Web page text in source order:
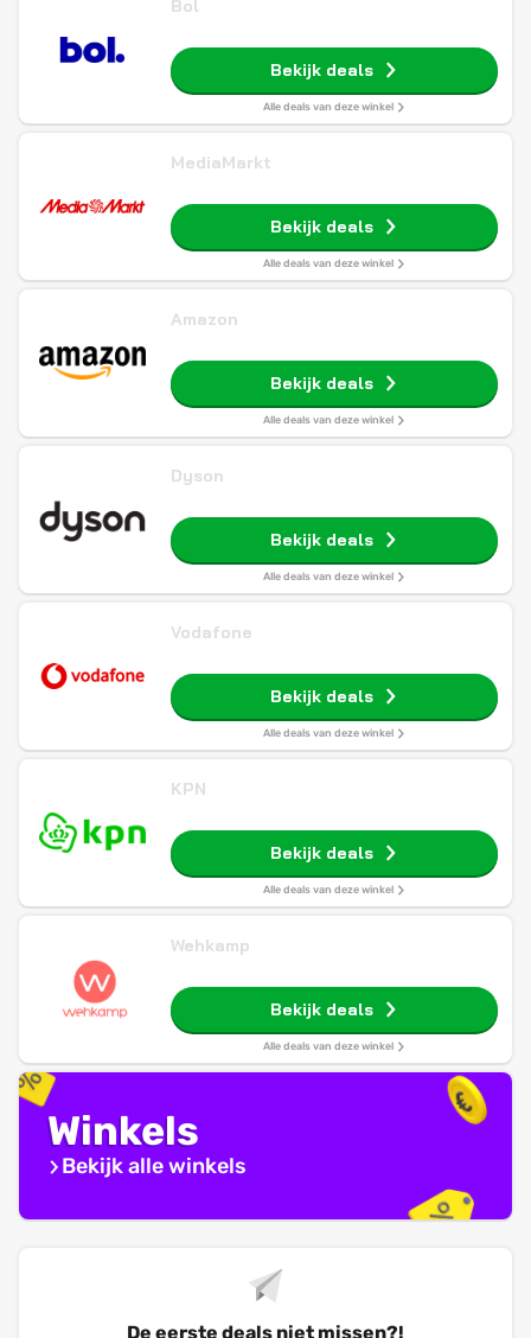
Bol
Bekijk deals
Alle deals van deze winkel
MediaMarkt
Bekijk deals
Alle deals van deze winkel
Amazon
Bekijk deals
Alle deals van deze winkel
Dyson
Bekijk deals
Alle deals van deze winkel
Vodafone
Bekijk deals
Alle deals van deze winkel
KPN
Bekijk deals
Alle deals van deze winkel
Wehkamp
Bekijk deals
Alle deals van deze winkel
Winkels
Bekijk alle winkels
De eerste deals niet missen?!